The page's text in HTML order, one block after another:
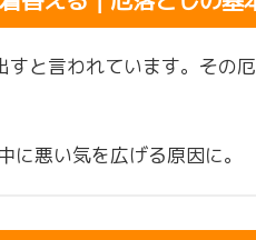
と言われています。その
悪い気を広げる原因に。